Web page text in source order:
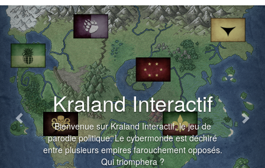
Kraland Interactif
Bienvenue sur Kraland Interactif, le jeu de
parodie politique. Le cybermonde est déchiré
entre plusieurs empires farouchement opposés.
Qui triomphera ?
Previous